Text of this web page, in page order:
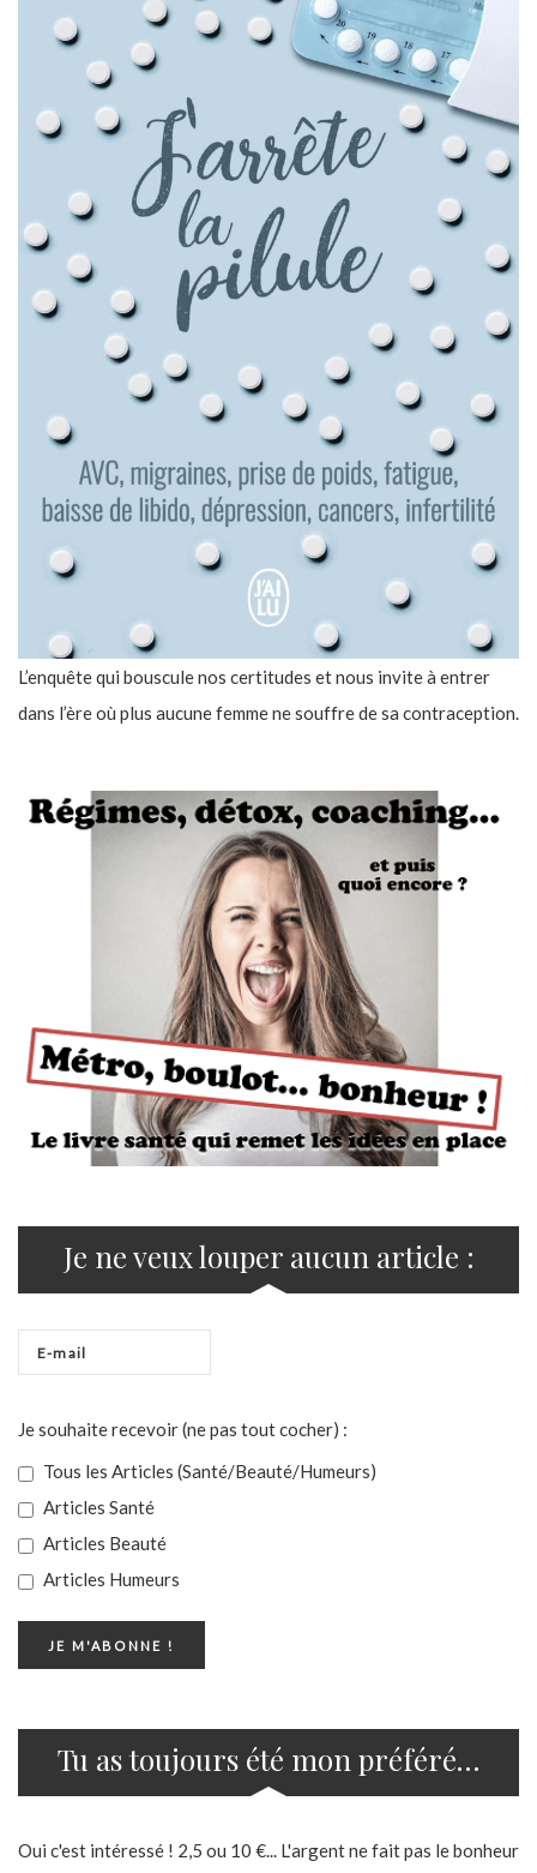
L’enquête qui bouscule nos certitudes et nous invite à entrer
dans l’ère où plus aucune femme ne souffre de sa contraception.
Je ne veux louper aucun article :
Je souhaite recevoir (ne pas tout cocher) :
Tous les Articles (Santé/Beauté/Humeurs)
Articles Santé
Articles Beauté
Articles Humeurs
Tu as toujours été mon préféré…
Oui c'est intéressé ! 2,5 ou 10 €... L'argent ne fait pas le bonheur